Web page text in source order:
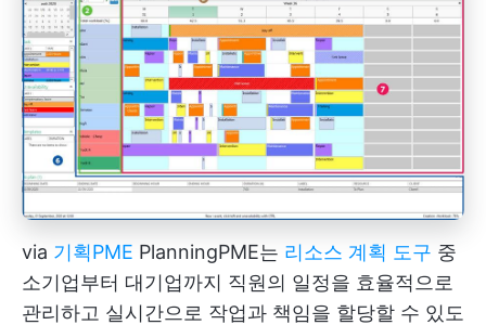
via 기획PME PlanningPME는 리소스 계획 도구 중
소기업부터 대기업까지 직원의 일정을 효율적으로
관리하고 실시간으로 작업과 책임을 할당할 수 있도